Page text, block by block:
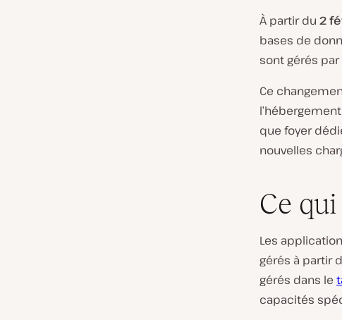
À partir du 2
bases de
sont gérés par
Ce
que foyer
nouvelles
Ce
Les
gérés à partir
gérés dans le
capacités